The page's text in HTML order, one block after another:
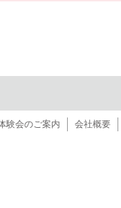
験会のご案内 会社概要